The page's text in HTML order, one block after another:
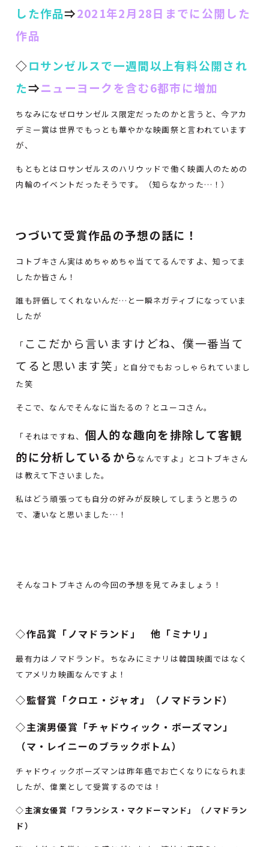
した作品⇒2021年2月28日までに公開した
作品
◇ロサンゼルスで一週間以上有料公開され
た⇒ニューヨークを含む6都市に増加
ちなみになぜロサンゼルス限定だったのかと言うと、今アカ
デミー賞は世界でもっとも華やかな映画祭と言われています
が、
もともとはロサンゼルスのハリウッドで働く映画人のための
内輪のイベントだったそうです。（知らなかった…！）
つづいて受賞作品の予想の話に！
コトブキさん実はめちゃめちゃ当ててるんですよ、知ってま
したか皆さん！
誰も評価してくれないんだ…と一瞬ネガティブになっていま
したが
「 ここだから言いますけどね、僕一番当て
てると思います笑 」と自分でもおっしゃられていまし
た笑
そこで、なんでそんなに当たるの？とユーコさん。
「それはですね、 個人的な趣向を排除して客観
的に分析しているから なんですよ」とコトブキさん
は教えて下さいました。
私はどう頑張っても自分の好みが反映してしまうと思うの
で、凄いなと思いました…！
そんなコトブキさんの今回の予想を見てみましょう！
◇作品賞「ノマドランド」 他「ミナリ」
最有力はノマドランド。ちなみにミナリは韓国映画ではなく
てアメリカ映画なんですよ！
◇監督賞「クロエ・ジャオ」（ノマドランド）
◇主演男優賞「チャドウィック・ボーズマン」
（マ・レイニーのブラックボトム）
チャドウィックボーズマンは昨年癌でお亡くなりになられま
したが、偉業として受賞するのでは！
◇主演女優賞「フランシス・マクドーマンド」（ノマドラン
ド）